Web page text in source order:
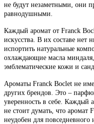
не будут незаметными, они
равнодушными.
Каждый аромат от Franck
искусства. В их составе нет
испортить натуральные
охлаждающие масла
эмблематические кожи и
Ароматы Franck Boclet не
других брендов. Это –
уверенность в себе. Каждый
не стоит думать, что
неудобен для